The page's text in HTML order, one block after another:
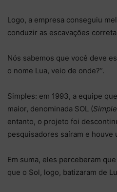
Logo, a empresa conseguiu
conduzir as escavações
Nós sabemos que você deve
o nome Lua, veio de onde?”.
Simples: em 1993, a equipe
maior, denominada SOL (
entanto, o projeto foi
pesquisadores saíram e houve
Em suma, eles perceberam
que o Sol, logo, batizaram de